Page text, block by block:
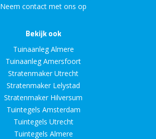
Neem contact met ons op
Bekijk ook
Tuinaanleg Almere
Tuinaanleg Amersfoort
Stratenmaker Utrecht
Stratenmaker Lelystad
Stratenmaker Hilversum
Tuintegels Amsterdam
Tuintegels Utrecht
Tuintegels Almere